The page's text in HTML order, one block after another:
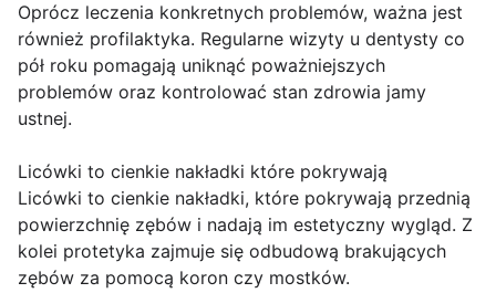
Oprócz leczenia konkretnych problemów, ważna jest
również profilaktyka. Regularne wizyty u dentysty co
pół roku pomagają uniknąć poważniejszych
problemów oraz kontrolować stan zdrowia jamy
ustnej.
Licówki to cienkie nakładki które pokrywają
Licówki to cienkie nakładki, które pokrywają przednią
powierzchnię zębów i nadają im estetyczny wygląd. Z
kolei protetyka zajmuje się odbudową brakujących
zębów za pomocą koron czy mostków.